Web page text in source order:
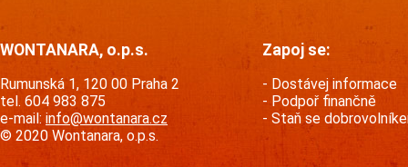
WONTANARA, o.p.s.
Rumunská 1, 120 00 Praha 2
tel. 604 983 875
e-mail: info@wontanara.cz
© 2020 Wontanara, o.p.s.
Zapoj se:
Dostávej informace
Podpoř finančně
Staň se